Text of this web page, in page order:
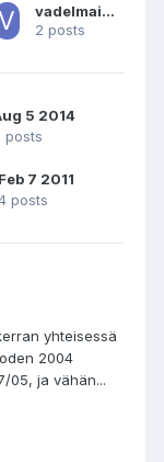
vadelmainen2015
2 posts
5 2014
posts
Feb 7 2011
posts
yhteisessä
2004
05, ja vähän...